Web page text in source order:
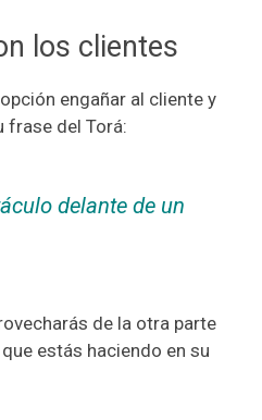
los clientes
engañar al cliente y
frase del Torá:
delante de un
de la otra parte
estás haciendo en su